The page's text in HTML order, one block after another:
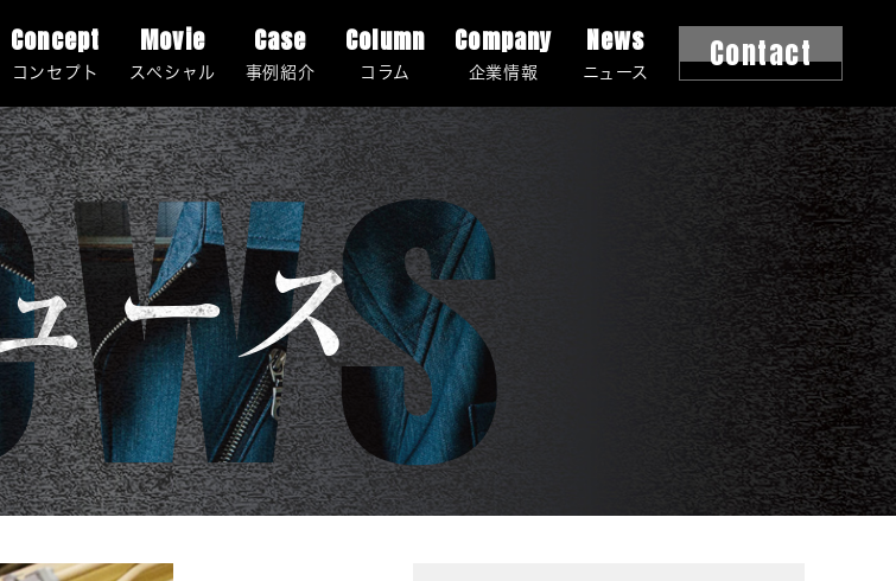
Concept
コンセプト
Movie
スペシャル
Case
事例紹介
Column
コラム
USEFUL
Company
企業情報
News
ニュース Contact
ース